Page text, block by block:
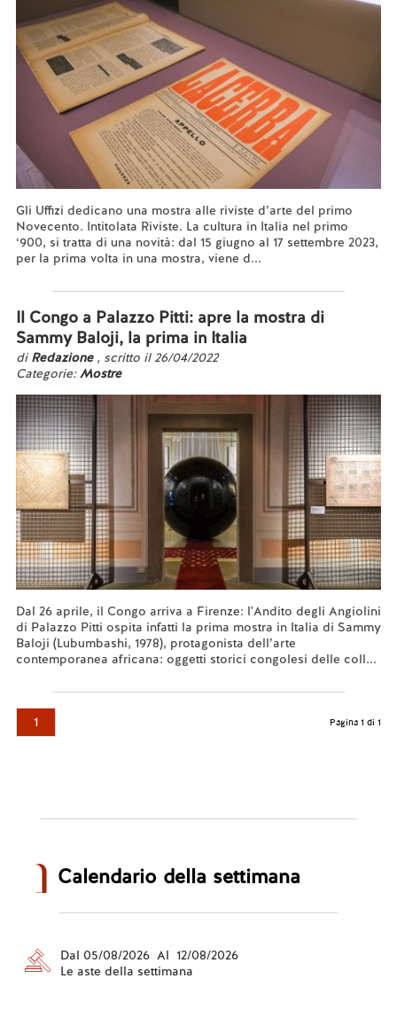
Gli Uffizi dedicano una mostra alle riviste d’arte del primo
Novecento. Intitolata Riviste. La cultura in Italia nel primo
‘900, si tratta di una novità: dal 15 giugno al 17 settembre 2023,
per la prima volta in una mostra, viene d...
Il Congo a Palazzo Pitti: apre la mostra di
Sammy Baloji, la prima in Italia
di Redazione , scritto il 26/04/2022
Categorie:Mostre
Dal 26 aprile, il Congo arriva a Firenze: l'Andito degli Angiolini
di Palazzo Pitti ospita infatti la prima mostra in Italia di Sammy
Baloji (Lubumbashi, 1978), protagonista dell’arte
contemporanea africana: oggetti storici congolesi delle coll...
1 Pagina 1 di 1
Calendario della settimana
Dal 05/08/2026 Al 12/08/2026
Le aste della settimana